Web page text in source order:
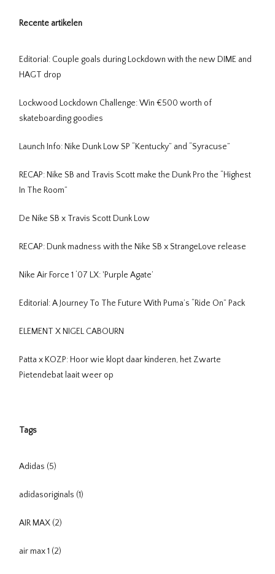
Recente artikelen
Editorial: Couple goals during Lockdown with the new DIME and
HAGT drop
Lockwood Lockdown Challenge: Win €500 worth of
skateboarding goodies
Launch Info: Nike Dunk Low SP “Kentucky” and “Syracuse”
RECAP: Nike SB and Travis Scott make the Dunk Pro the “Highest
In The Room”
De Nike SB x Travis Scott Dunk Low
RECAP: Dunk madness with the Nike SB x StrangeLove release
Nike Air Force 1 ‘07 LX: 'Purple Agate’
Editorial: A Journey To The Future With Puma’s “Ride On” Pack
ELEMENT X NIGEL CABOURN
Patta x KOZP: Hoor wie klopt daar kinderen, het Zwarte
Pietendebat laait weer op
Tags
Adidas (5)
adidasoriginals (1)
AIR MAX (2)
air max 1 (2)